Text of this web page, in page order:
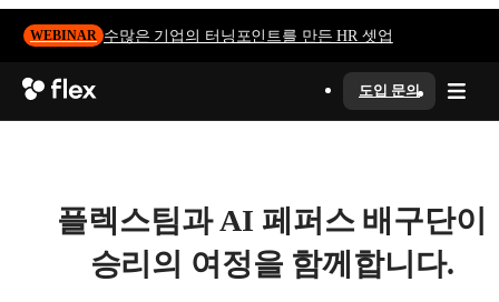
WEBINAR 수많은 기업의 터닝포인트를 만든 HR 셋업
도입 문의
플렉스팀과 AI 페퍼스 배구단이
승리의 여정을 함께합니다.